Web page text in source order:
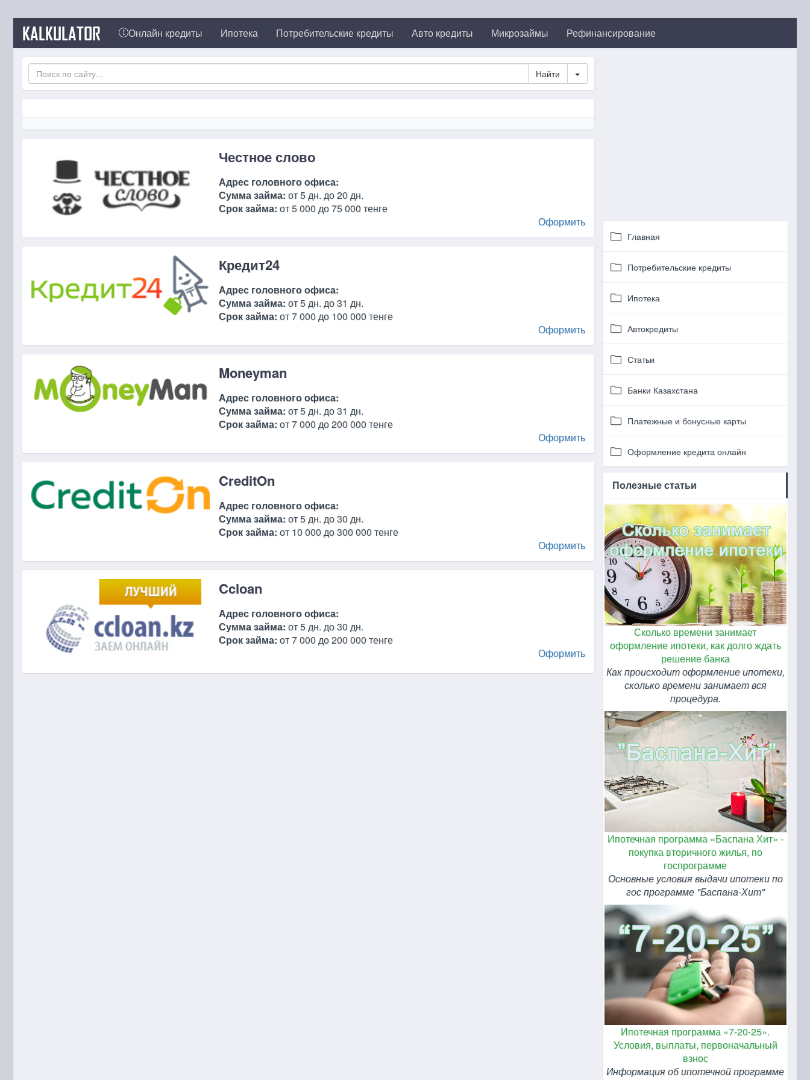
KALKULATOR Онлайн кредиты Ипотека Потребительские кредиты Авто кредиты Микрозаймы Рефинансирование
Toggle Dropdown
Честное слово
Адрес головного офиса:
Сумма займа: от 5 дн. до 20 дн.
Срок займа: от 5 000 до 75 000 тенге
Оформить
Кредит24
Адрес головного офиса:
Сумма займа: от 5 дн. до 31 дн.
Срок займа: от 7 000 до 100 000 тенге
Оформить
Moneyman
Адрес головного офиса:
Сумма займа: от 5 дн. до 31 дн.
Срок займа: от 7 000 до 200 000 тенге
Оформить
CreditOn
Адрес головного офиса:
Сумма займа: от 5 дн. до 30 дн.
Срок займа: от 10 000 до 300 000 тенге
Оформить
Ccloan
Адрес головного офиса:
Сумма займа: от 5 дн. до 30 дн.
Срок займа: от 7 000 до 200 000 тенге
Оформить
Главная
Потребительские кредиты
Ипотека
Автокредиты
Статьи
Банки Казахстана
Платежные и бонусные карты
Оформление кредита онлайн
Полезные статьи
Сколько времени занимает
оформление ипотеки, как долго ждать
решение банка
Как происходит оформление ипотеки,
сколько времени занимает вся
процедура.
Ипотечная программа «Баспана Хит» -
покупка вторичного жилья, по
госпрограмме
Основные условия выдачи ипотеки по
гос программе "Баспана-Хит"
Ипотечная программа «7-20-25».
Условия, выплаты, первоначальный
взнос
Информация об ипотечной программе